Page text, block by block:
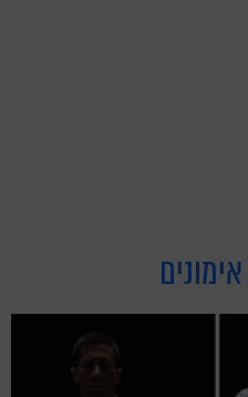
אימונים